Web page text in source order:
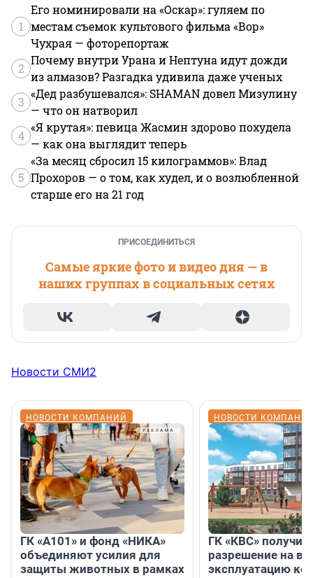
1
Его номинировали на «Оскар»: гуляем по
местам съемок культового фильма «Вор»
Чухрая — фоторепортаж
2
Почему внутри Урана и Нептуна идут дожди
из алмазов? Разгадка удивила даже ученых
3
«Дед разбушевался»: SHAMAN довел Мизулину
— что он натворил
4
«Я крутая»: певица Жасмин здорово похудела
— как она выглядит теперь
5
«За месяц сбросил 15 килограммов»: Влад
Прохоров — о том, как худел, и о возлюбленной
старше его на 21 год
ПРИСОЕДИНИТЬСЯ
Самые яркие фото и видео дня — в
наших группах в социальных сетях
Новости СМИ2
НОВОСТИ КОМПАНИЙ
ГК «А101» и фонд «НИКА»
объединяют усилия для
защиты животных в рамках
НОВОСТИ
ГК «КВС»
разрешение на
эксплуатацию